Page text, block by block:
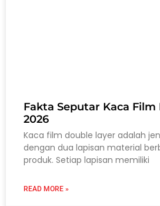
Fakta Seputar Kaca Film
2026
Kaca film double layer adalah
dengan dua lapisan material
produk. Setiap lapisan memiliki
READ MORE »